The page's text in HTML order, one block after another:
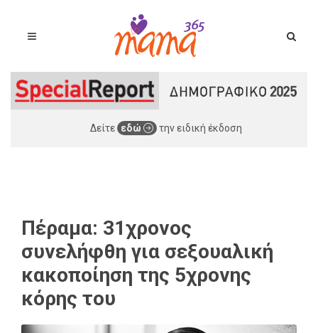
Δείτε εδώ την ειδική έκδοση
Πέραμα: 31χρονος
συνελήφθη για σεξουαλική
κακοποίηση της 5χρονης
κόρης του